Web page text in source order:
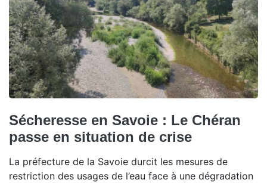
Sécheresse en Savoie : Le Chéran
passe en situation de crise
La préfecture de la Savoie durcit les mesures de
restriction des usages de l’eau face à une dégradation